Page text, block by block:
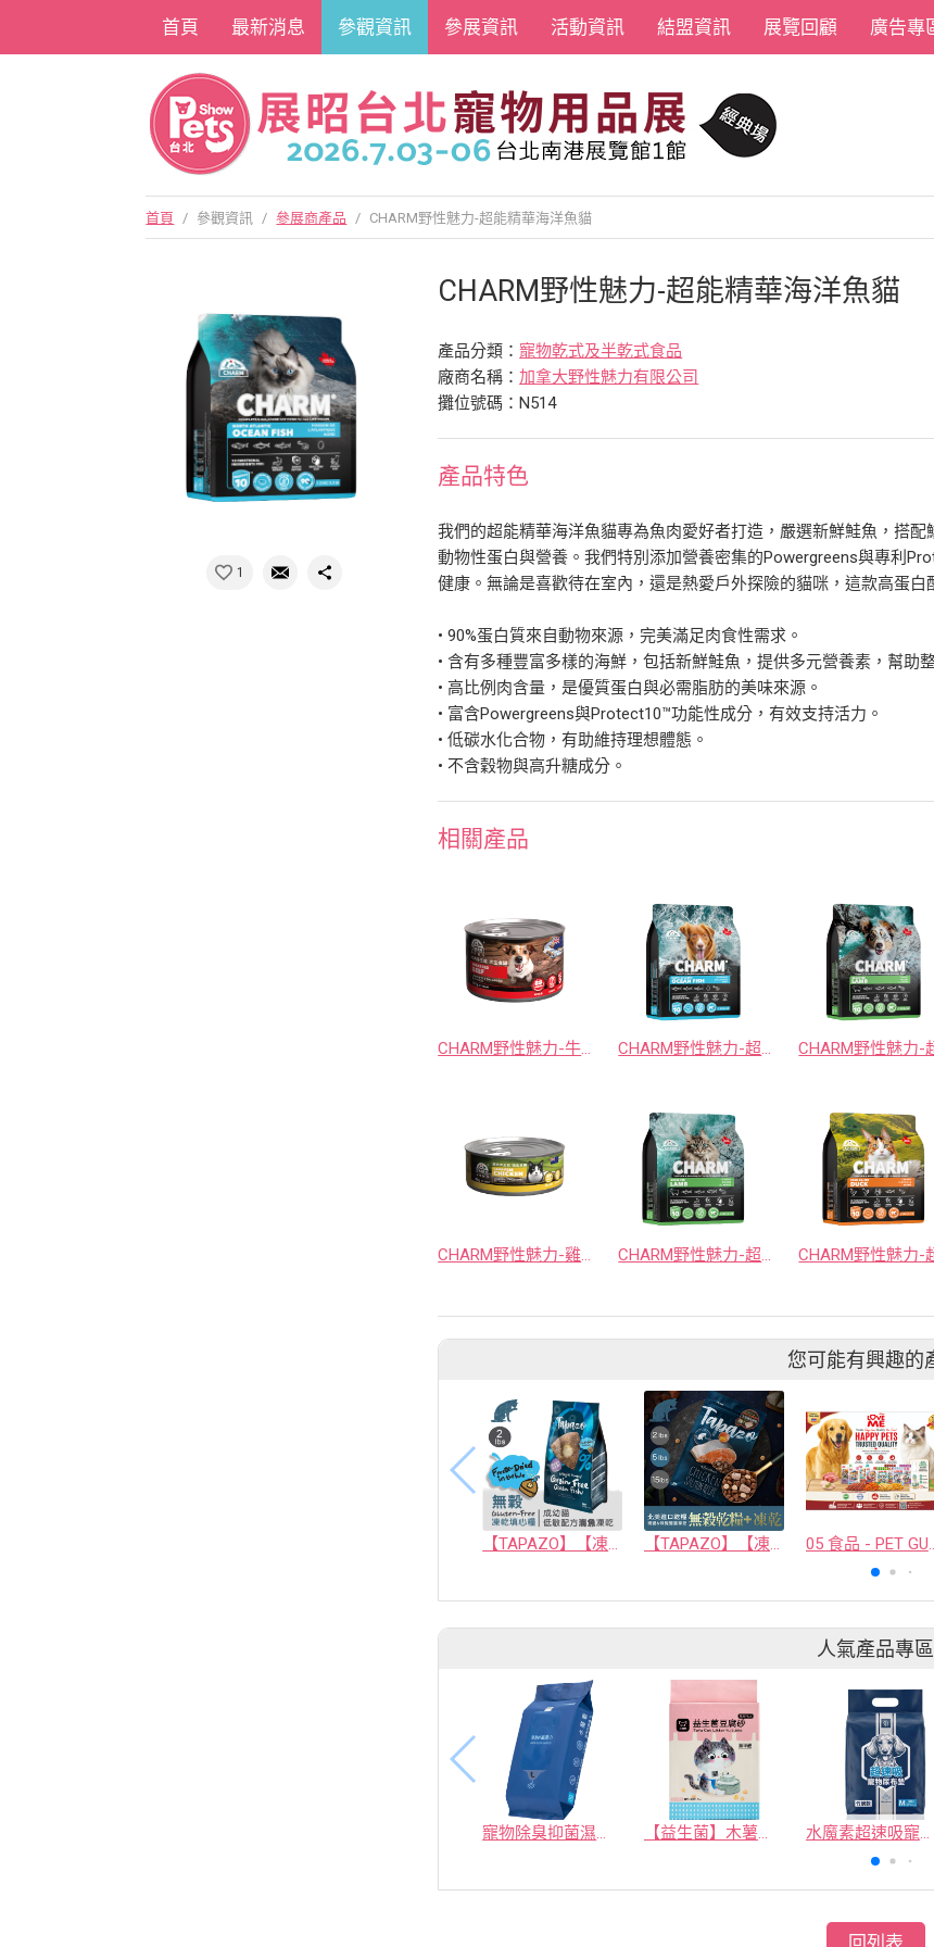
首頁 最新消息 參觀資訊 參展資訊 活動資訊 結盟資訊 展覽回顧 廣告專
首頁 / 參觀資訊 / 參展商產品 / CHARM野性魅力-超能精華海洋魚貓
1
CHARM野性魅力-超能精華海洋魚貓
產品分類：寵物乾式及半乾式食品
廠商名稱：加拿大野性魅力有限公司
攤位號碼：N514
產品特色
我們的超能精華海洋魚貓專為魚肉愛好者打造，嚴選新鮮鮭魚，搭
動物性蛋白與營養。我們特別添加營養密集的Powergreens與專利
健康。無論是喜歡待在室內，還是熱愛戶外探險的貓咪，這款高蛋白
• 90%蛋白質來自動物來源，完美滿足肉食性需求。
• 含有多種豐富多樣的海鮮，包括新鮮鮭魚，提供多元營養素，幫助
• 高比例肉含量，是優質蛋白與必需脂肪的美味來源。
• 富含Powergreens與Protect10™功能性成分，有效支持活力。
• 低碳水化合物，有助維持理想體態。
• 不含穀物與高升糖成分。
相關產品
CHARM野性魅力-牛肉帝王鮭狗主食罐 CHARM野性魅力-超能精華海洋魚犬
CHARM野性魅力-雞肉帝王鮭貓主食罐 CHARM野性魅力-超能精華羊肉貓
您可能有興趣的
【TAPAZO】【凍乾填心糧】成幼貓無穀海魚配方(單一肉源) 【TAPAZO】【凍乾雙饗宴】成幼貓低敏鮭魚配方 5磅 05 食品 -
人氣產品專區
寵物除臭抑菌濕紙巾／30抽／無味【4包100】 【益生菌】木薯豆腐砂/豆腐砂 (1包最低$119起)抽貓砂機 水魔素超速吸寵物尿布墊買1送1
回列表